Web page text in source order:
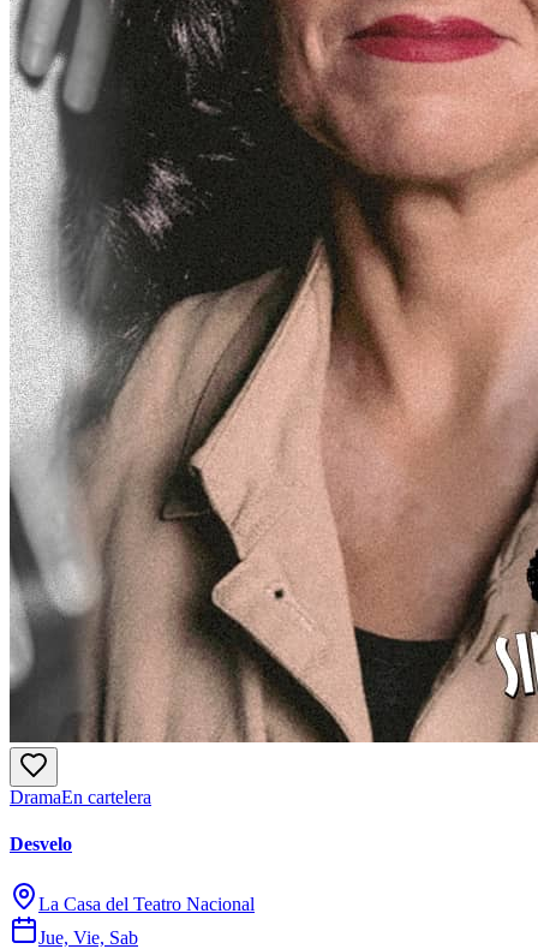
DramaEn cartelera
Desvelo
La Casa del Teatro Nacional
Jue, Vie, Sab